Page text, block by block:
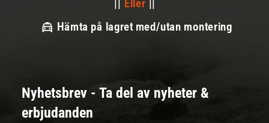
|| Eller ||
Hämta på lagret med/utan montering
Nyhetsbrev - Ta del av nyheter &
erbjudanden